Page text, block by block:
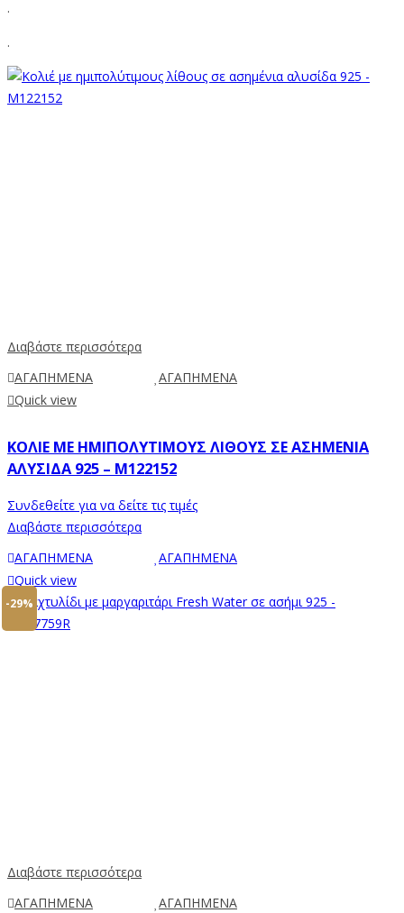
.
.
Διαβάστε περισσότερα
ΑΓΑΠΗΜΕΝΑ
ΑΓΑΠΗΜΕΝΑ
Quick view
ΚΟΛΙΈ ΜΕ ΗΜΙΠΟΛΎΤΙΜΟΥΣ ΛΊΘΟΥΣ ΣΕ ΑΣΗΜΈΝΙΑ
ΑΛΥΣΊΔΑ 925 – M122152
Συνδεθείτε για να δείτε τις τιμές
Διαβάστε περισσότερα
ΑΓΑΠΗΜΕΝΑ
ΑΓΑΠΗΜΕΝΑ
Quick view
-29%
Διαβάστε περισσότερα
ΑΓΑΠΗΜΕΝΑ
ΑΓΑΠΗΜΕΝΑ